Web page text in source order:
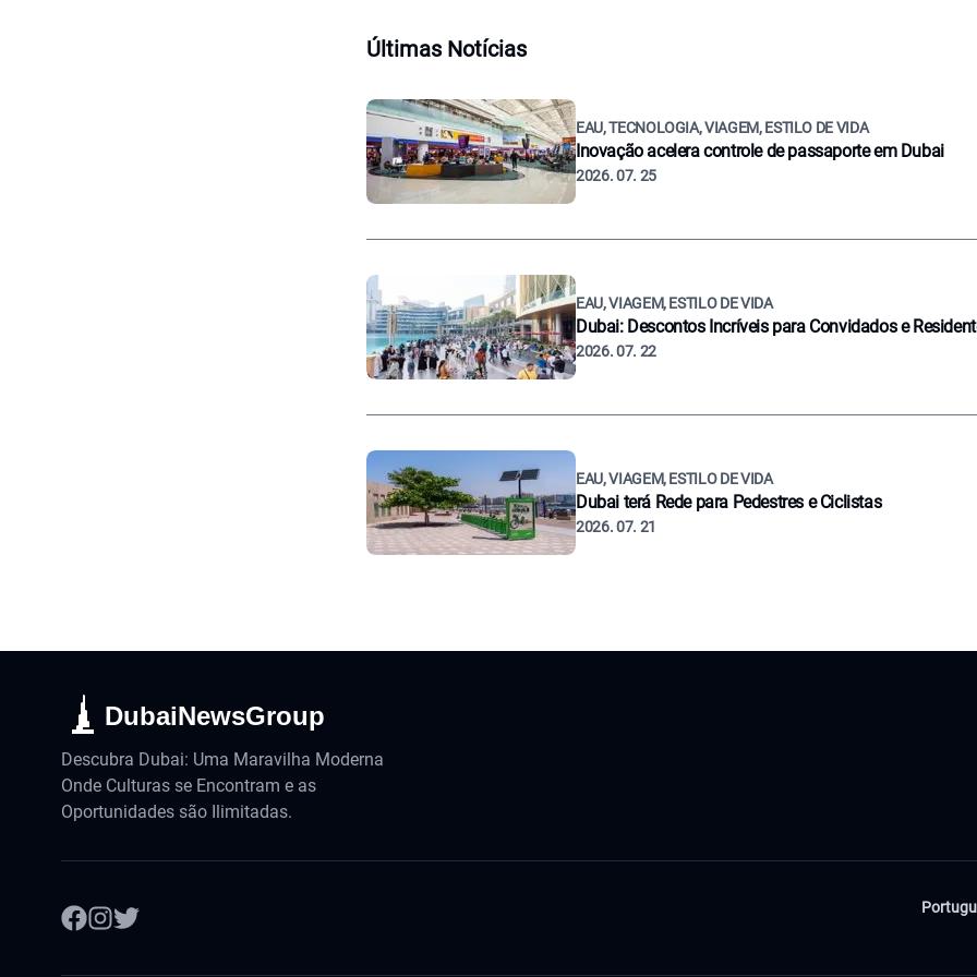
Últimas Notícias
EAU, TECNOLOGIA, VIAGEM, ESTILO DE VIDA
Inovação acelera controle de passaporte em Dubai
2026. 07. 25
EAU, VIAGEM, ESTILO DE VIDA
Dubai: Descontos Incríveis para Convidados e
2026. 07. 22
EAU, VIAGEM, ESTILO DE VIDA
Dubai terá Rede para Pedestres e Ciclistas
2026. 07. 21
DubaiNewsGroup
Descubra Dubai: Uma Maravilha Moderna
Onde Culturas se Encontram e as
Oportunidades são Ilimitadas.